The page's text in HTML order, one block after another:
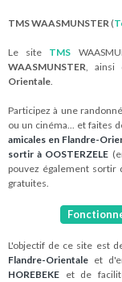
TMS WAASMUNSTER (
Le site TMS
WAASMUNSTER, ainsi
Orientale.
Participez à une
ou un cinéma... et faites
amicales en Flandre-
sortir à OOSTERZELE
pouvez également sortir
gratuites.
L'objectif de ce site est
Flandre-Orientale et
HOREBEKE et de